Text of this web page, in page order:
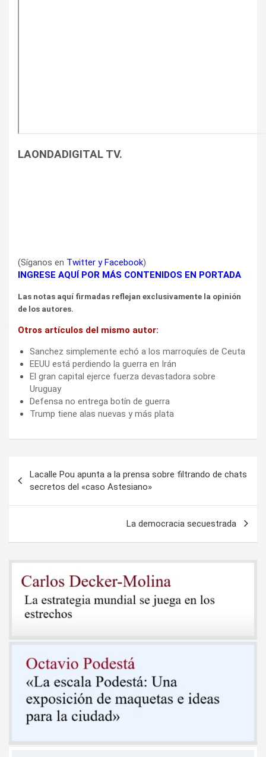
LAONDADIGITAL TV.
(Síganos en Twitter yFacebook)
INGRESE AQUÍ POR MÁS CONTENIDOS EN PORTADA
Las notas aquí firmadas reflejan exclusivamente la opinión
de los autores.
Otros artículos del mismo autor:
Sanchez simplemente echó a los marroquíes de Ceuta
EEUU está perdiendo la guerra en Irán
El gran capital ejerce fuerza devastadora sobre
Uruguay
Defensa no entrega botín de guerra
Trump tiene alas nuevas y más plata
de
entradas
Lacalle Pou apunta a la prensa sobre filtrando de chats
secretos del «caso Astesiano»
La democracia secuestrada